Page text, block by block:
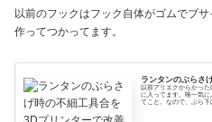
以前のフックはフック自体がゴムでブ
作ってつかってます。
ランタンのぶらさ
以前アリエクからかっ
に入ってます。唯一気
てこと。なので、ぶら下
す。なんとかした...